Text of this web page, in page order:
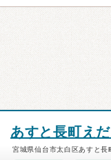
あすと長町え
宮城県仙台市太白区あすと長